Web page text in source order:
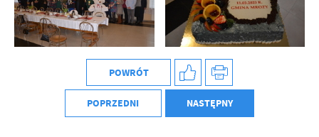
POWRÓT
POPRZEDNI NASTĘPNY